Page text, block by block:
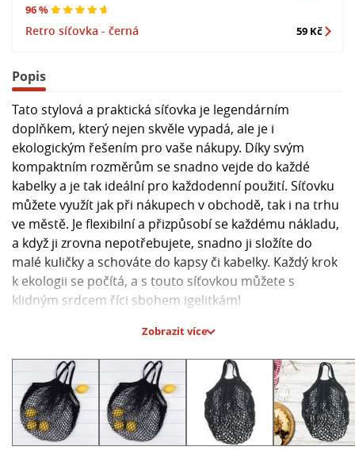
96 %
Retro síťovka - černá 59 Kč
Popis
Tato stylová a praktická síťovka je legendárním
doplňkem, který nejen skvěle vypadá, ale je i
ekologickým řešením pro vaše nákupy. Díky svým
kompaktním rozměrům se snadno vejde do každé
kabelky a je tak ideální pro každodenní použití. Síťovku
můžete využít jak při nákupech v obchodě, tak i na trhu
ve městě. Je flexibilní a přizpůsobí se každému nákladu,
a když ji zrovna nepotřebujete, snadno ji složíte do
malé kuličky a schováte do kapsy či kabelky. Každý krok
k ekologii se počítá, a s touto síťovkou můžete s
klidným srdcem říci sbohem igelitkám!
- Praktická a stylová síťovka
- Skvěle skladná a kompaktní
- Ekologické řešení pro každodenní nákupy
- Flexibilní a snadno přizpůsobitelná
- Ideální pro použití v obchodě i na trhu ve městě
Zobrazit více